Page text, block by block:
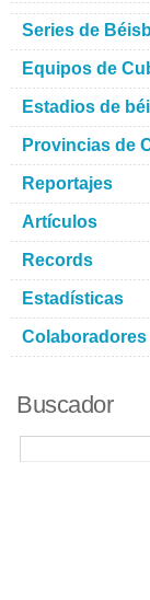
Series de
Equipos de
Estadios de
Provincias de
Reportajes
Artículos
Records
Estadísticas
Colaboradores
Buscador